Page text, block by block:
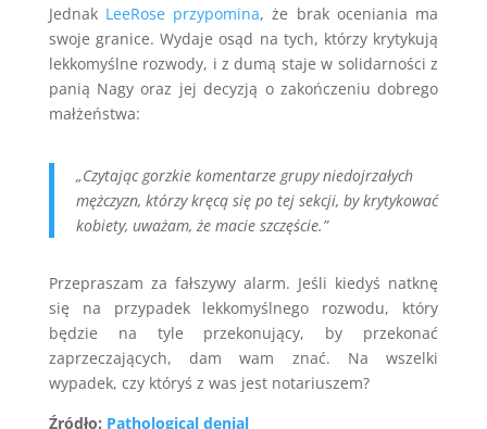
Jednak LeeRose przypomina, że brak oceniania ma
swoje granice. Wydaje osąd na tych, którzy krytykują
lekkomyślne rozwody, i z dumą staje w solidarności z
panią Nagy oraz jej decyzją o zakończeniu dobrego
małżeństwa:
„Czytając gorzkie komentarze grupy niedojrzałych
mężczyzn, którzy kręcą się po tej sekcji, by krytykować
kobiety, uważam, że macie szczęście.”
Przepraszam za fałszywy alarm. Jeśli kiedyś natknę
się na przypadek lekkomyślnego rozwodu, który
będzie na tyle przekonujący, by przekonać
zaprzeczających, dam wam znać. Na wszelki
wypadek, czy któryś z was jest notariuszem?
Źródło: Pathological denial